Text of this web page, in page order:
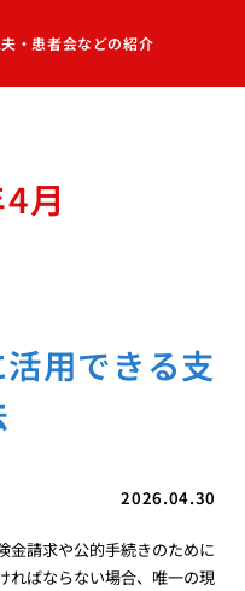
・患者会などの紹介
月
用できる支
2026.04.30
金請求や公的手続きのために
ればならない場合、唯一の現